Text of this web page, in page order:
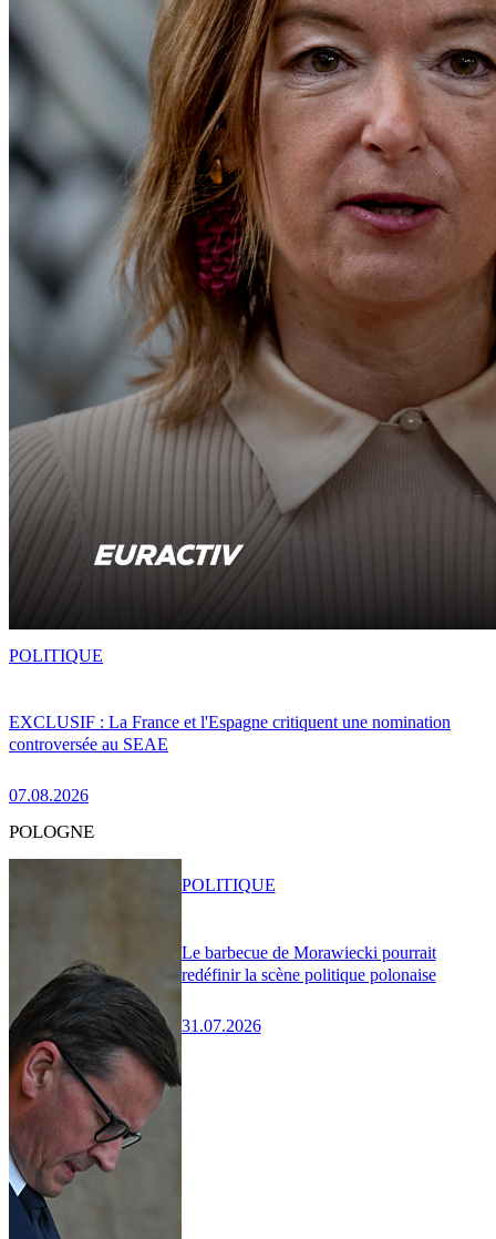
EXCLUSIF : La France et l'Espagne critiquent une nomination
controversée au SEAE
07.08.2026
POLITIQUE
POLOGNE
Le barbecue de Morawiecki pourrait
redéfinir la scène politique polonaise
31.07.2026
POLITIQUE